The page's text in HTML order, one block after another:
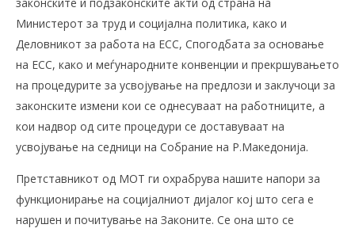
Министерот за труд и социјална политика, како и
Деловникот за работа на ЕСС, Спогодбата за основање
на ЕСС, како и меѓународните конвенции и прекршувањето
на процедурите за усвојување на предлози и заклучоци за
законските измени кои се однесуваат на работниците, а
кои надвор од сите процедури се доставуваат на
усвојување на седници на Собрание на Р.Македонија.
Претставникот од МОТ ги охрабрува нашите напори за
функционирање на социјалниот дијалог кој што сега е
нарушен и почитување на Законите. Се она што се